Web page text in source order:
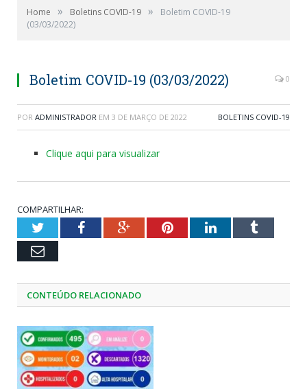
Home » Boletins COVID-19 »
Boletim COVID-19
(03/03/2022)
Boletim COVID-19 (03/03/2022) 0
POR ADMINISTRADOR EM 3 DE MARÇO DE 2022 BOLETINS COVID-19
Clique aqui para visualizar
COMPARTILHAR:
TwitterFacebookGoogle+PinterestLinkedInTumblr
Email
CONTEÚDO RELACIONADO